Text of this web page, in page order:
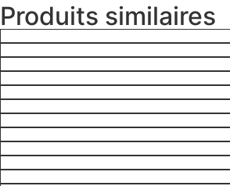
934
ALU
-
Produits similaires